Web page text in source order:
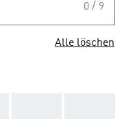
0 / 9
Alle löschen